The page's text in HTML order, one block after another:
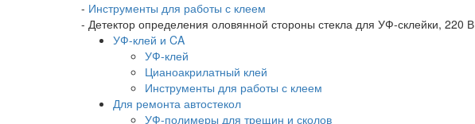
- Инструменты для работы с клеем
- Детектор определения оловянной стороны стекла для УФ-склейки, 220 В
УФ-клей и CA
УФ-клей
Цианоакрилатный клей
Инструменты для работы с клеем
Для ремонта автостекол
УФ-полимеры для трещин и сколов